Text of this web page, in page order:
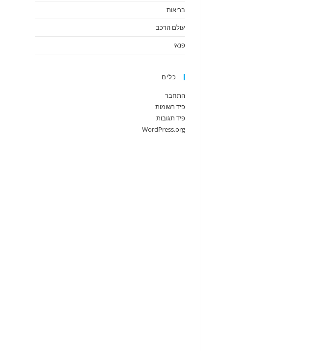
בריאות
עולם הרכב
פנאי
כלים
התחבר
פיד רשומות
פיד תגובות
WordPress.org